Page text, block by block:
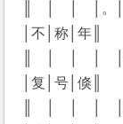
║　│　│　│
│不│称│年║
║　│　│　│
│复│号│倏║
║　│　│　│